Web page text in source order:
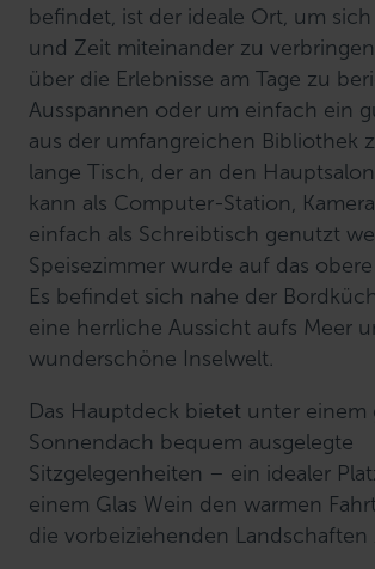
befindet, ist der ideale Ort, um
und Zeit miteinander zu
über die Erlebnisse am Tage zu
Ausspannen oder um einfach ein
aus der umfangreichen Bibliothek
lange Tisch, der an den
kann als Computer-Station,
einfach als Schreibtisch genutzt
Speisezimmer wurde auf das
Es befindet sich nahe der
eine herrliche Aussicht aufs Meer
wunderschöne Inselwelt.
Das Hauptdeck bietet unter einem
Sonnendach bequem ausgelegte
Sitzgelegenheiten – ein idealer
einem Glas Wein den warmen
die vorbeiziehenden Landschaften